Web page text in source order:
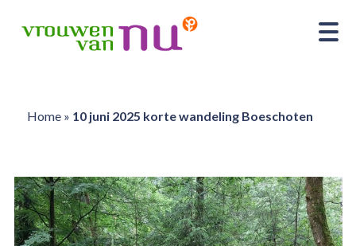
Home» 10 juni 2025 korte wandeling Boeschoten